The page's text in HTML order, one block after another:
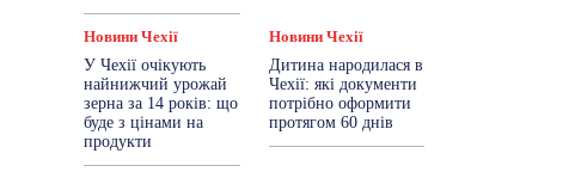
Новини Чехії
У Чехії очікують
найнижчий урожай
зерна за 14 років: що
буде з цінами на
продукти
Новини Чехії
Дитина народилася в
Чехії: які документи
потрібно оформити
протягом 60 днів